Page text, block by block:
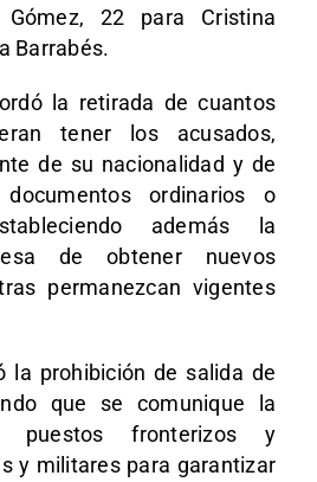
22 para Cristina
Barrabés.
la retirada de cuantos
tener los acusados,
de su nacionalidad y de
ordinarios o
además la
de obtener nuevos
permanezcan vigentes
la prohibición de salida de
que se comunique la
fronterizos y
y militares para garantizar